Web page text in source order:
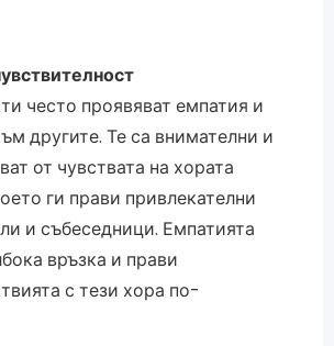
често проявяват емпатия и
другите. Те са внимателни и
от чувствата на хората
ги прави привлекателни
и събеседници. Емпатията
връзка и прави
с тези хора по-